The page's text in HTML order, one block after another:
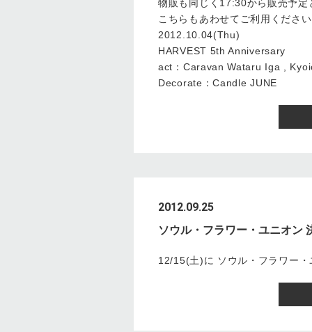
物販も同じく17:30から販売予定
こちらもあわせてご利用くださ
2012.10.04(Thu)
HARVEST 5th Anniversary
act：Caravan Wataru Iga ,
Decorate：Candle JUNE
2012.09.25
ソウル・フラワー・ユニオン
12/15(土)に ソウル・フラワー